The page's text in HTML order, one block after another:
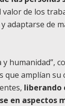
valor de los
adaptarse de
humanidad”,
amplían su
liberando
en aspectos